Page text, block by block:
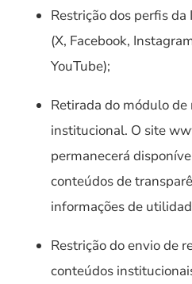
Restrição dos perfis
(X, Facebook,
YouTube);
Retirada do módulo
institucional. O site
permanecerá
conteúdos de
informações de
Restrição do envio de
conteúdos